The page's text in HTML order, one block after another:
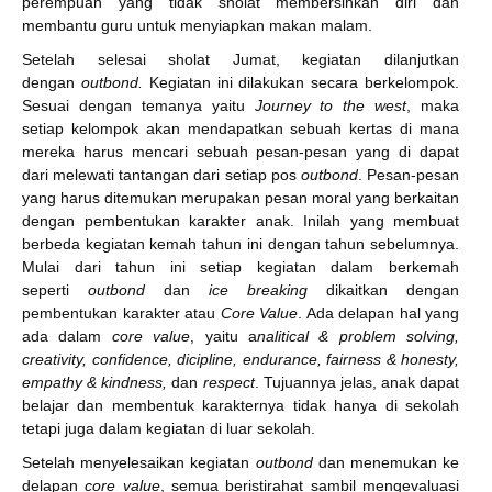
membantu guru untuk menyiapkan makan malam.
Setelah selesai sholat Jumat, kegiatan dilanjutkan
dengan outbond. Kegiatan ini dilakukan secara berkelompok.
Sesuai dengan temanya yaitu Journey to the west, maka
setiap kelompok akan mendapatkan sebuah kertas di mana
mereka harus mencari sebuah pesan-pesan yang di dapat
dari melewati tantangan dari setiap pos outbond. Pesan-pesan
yang harus ditemukan merupakan pesan moral yang berkaitan
dengan pembentukan karakter anak. Inilah yang membuat
berbeda kegiatan kemah tahun ini dengan tahun sebelumnya.
Mulai dari tahun ini setiap kegiatan dalam berkemah
seperti outbond dan ice breaking dikaitkan dengan
pembentukan karakter atau Core Value . Ada delapan hal yang
ada dalam core value , yaitu analitical & problem solving,
creativity, confidence, dicipline, endurance, fairness & honesty,
empathy & kindness, dan respect. Tujuannya jelas, anak dapat
belajar dan membentuk karakternya tidak hanya di sekolah
tetapi juga dalam kegiatan di luar sekolah.
Setelah menyelesaikan kegiatan outbonddan menemukan ke
delapancore value, semua beristirahat sambil mengevaluasi